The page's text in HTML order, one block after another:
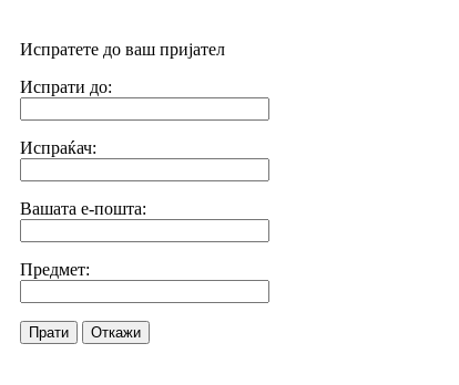
Испратете до ваш пријател
Испрати до:
Испраќач:
Вашата е-пошта:
Предмет:
Прати Откажи